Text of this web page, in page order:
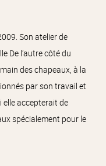
Son atelier de
De l’autre côté du
des chapeaux, à la
par son travail et
elle accepterait de
spécialement pour le